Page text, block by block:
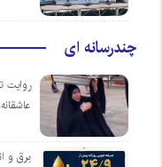
چندرسانه ای
روایت
برق و